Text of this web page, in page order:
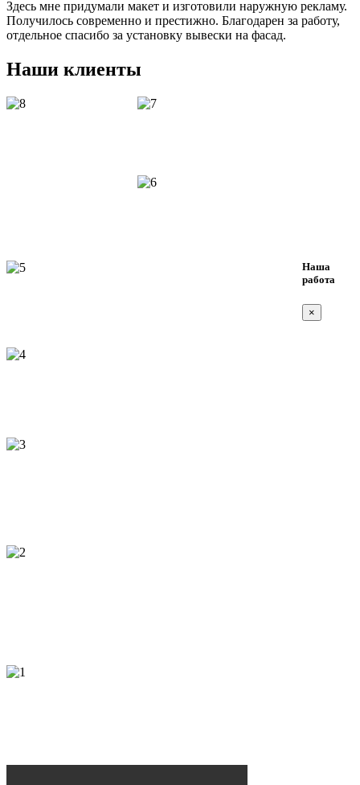
Здесь мне придумали макет и изготовили наружную рекламу.
Получилось современно и престижно. Благодарен за работу,
отдельное спасибо за установку вывески на фасад.
Наши клиенты
Наша
работа
×